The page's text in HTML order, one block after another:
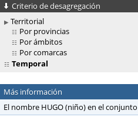
Criterio de desagregación
Territorial
Por provincias
Por ámbitos
Por comarcas
Temporal
Más información
El nombre HUGO (niño) en el